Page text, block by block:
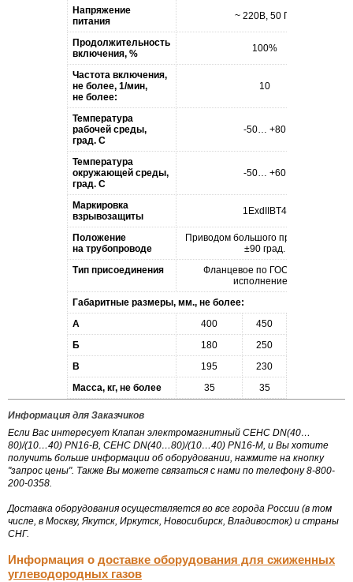
Напряжение
питания
~ 220В, 50 Гц
Продолжительность
включения, %
100%
Частота включения,
не более, 1/мин,
не более:
10
Температура
рабочей среды,
град. С
-50… +80
Температура
окружающей среды,
град. С
-50… +60
Маркировка
взрывозащиты
1ExdIIBT4
Положение
на трубопроводе
Приводом большого прохода вверх
±90 град.
Тип присоединения
Фланцевое по ГОСТ 12815,
исполнение 3
Габаритные размеры, мм., не более:
A
400 450
Б
180 250
В
195 230
Масса, кг, не более
35 35
Информация для Заказчиков
Если Вас интересует Клапан электромагнитный СЕНС DN(40…
80)/(10…40) PN16-В, СЕНС DN(40…80)/(10…40) PN16-М, и Вы хотите
получить больше информации об оборудовании, нажмите на кнопку
"запрос цены". Также Вы можете связаться с нами по телефону 8-800-
200-0358.
Доставка оборудования осуществляется во все города России (в том
числе, в Москву, Якутск, Иркутск, Новосибирск, Владивосток) и страны
СНГ.
Информация о доставке оборудования для сжиженных
углеводородных газов